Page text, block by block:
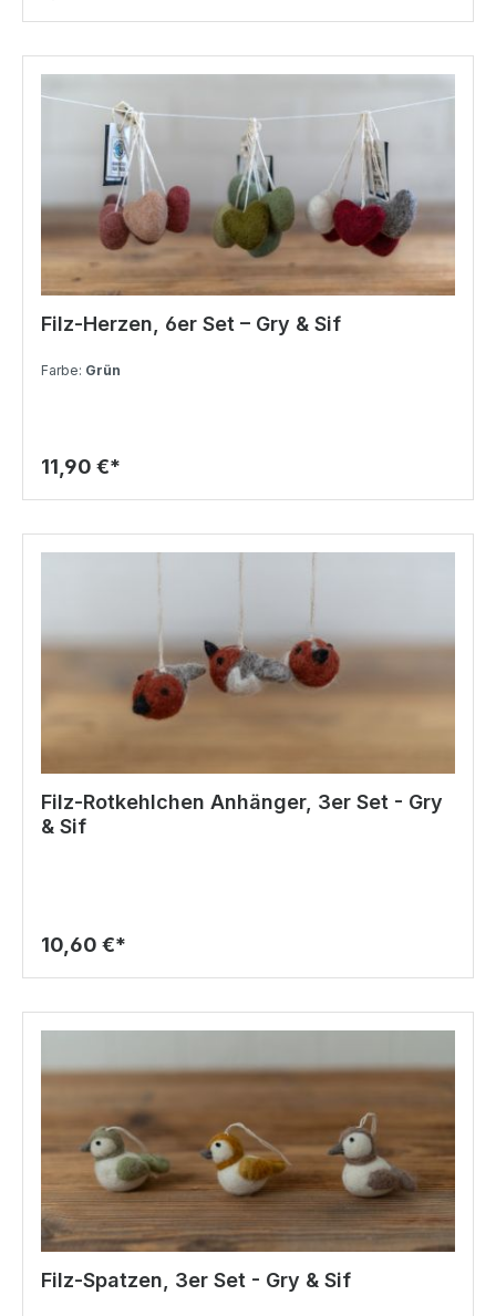
Filz-Herzen, 6er Set – Gry & Sif
Farbe: Grün
11,90 €*
Filz-Rotkehlchen Anhänger, 3er Set - Gry
& Sif
10,60 €*
Filz-Spatzen, 3er Set - Gry & Sif